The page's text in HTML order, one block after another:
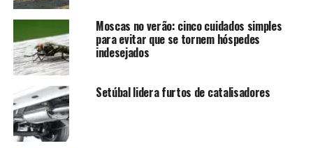
Moscas no verão: cinco cuidados simples
para evitar que se tornem hóspedes
indesejados
Setúbal lidera furtos de catalisadores